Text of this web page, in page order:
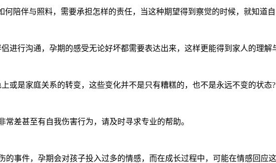
何陪伴与照料，需要承担怎样的责任，当这种期望得到察觉的时候，就知道
进行沟通，孕期的感受无论好坏都需要表达出来，这样更能得到家人的理解
或是家庭关系的转变，这些变化并不是只有糟糕的，也不是永远不变的状态?
常差甚至有自我伤害行为，请及时寻求专业的帮助。
的事件，孕期会对孩子投入过多的情感，而在成长过程中，可能在情感回应